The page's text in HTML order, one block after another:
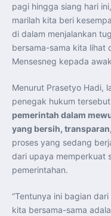
Perkuat
Menteri PKP
Teknologi,
Program 3
Pendaftaran
hingga 28
KASAU
Menlu
Lebih Erat
Indonesia
Stabilitas
Menlu RI
Selatan
Kemitraan
Pangan, dan
ASEAN dan
BI
Kepala BGN
Transparansi
Gratis
pagi hingga siang hari
marilah kita beri
di dalam menjalankan
bersama-sama kita lihat
Mensesneg kepada
Menurut Prasetyo Hadi,
penegak hukum
pemerintah dalam
yang bersih,
proses yang sedang
dari upaya memperkuat
pemerintahan.
“Tentunya ini bagian
kita bersama-sama